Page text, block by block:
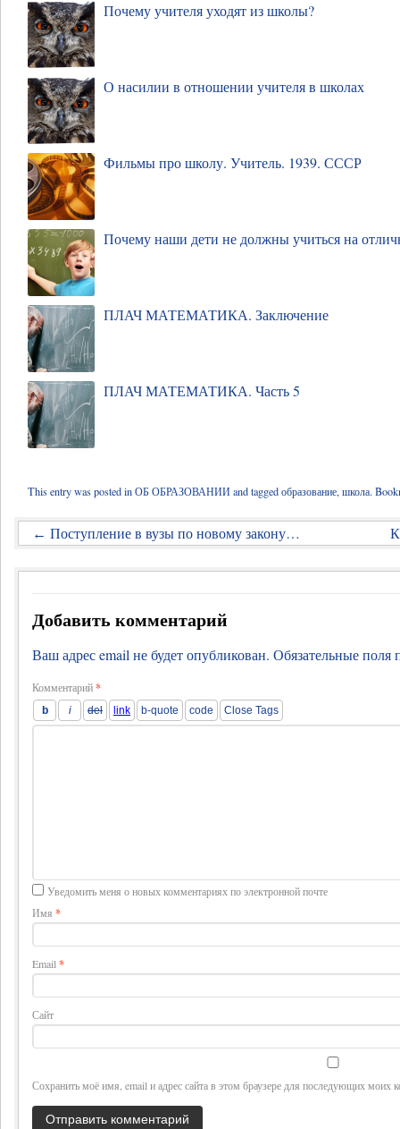
Почему учителя уходят из школы?
О насилии в отношении учителя в школах
Фильмы про школу. Учитель. 1939. СССР
Почему наши дети не должны учиться на
ПЛАЧ МАТЕМАТИКА. Заключение
ПЛАЧ МАТЕМАТИКА. Часть 5
This entry was posted inОБ ОБРАЗОВАНИИand taggedобразование, школа.
← Поступление в вузы по новому закону…
Добавить комментарий
Ваш адрес email не будет опубликован. Обязательные
Комментарий*
Уведомить меня о новых комментариях по электронной почте
Имя *
Email *
Сайт
Сохранить моё имя, email и адрес сайта в этом браузере для последующих моих